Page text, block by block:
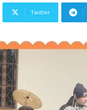
Twitter